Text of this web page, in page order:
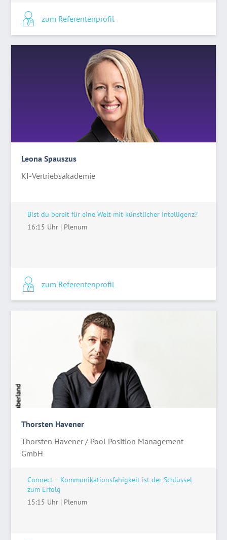
zum Referentenprofil
Leona Spauszus
KI-Vertriebsakademie
Bist du bereit für eine Welt mit künstlicher Intelligenz?
16:15 Uhr | Plenum
zum Referentenprofil
Thorsten Havener
Thorsten Havener / Pool Position Management
GmbH
Connect – Kommunikationsfähigkeit ist der Schlüssel
zum Erfolg
15:15 Uhr | Plenum